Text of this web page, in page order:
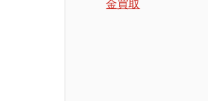
金買取